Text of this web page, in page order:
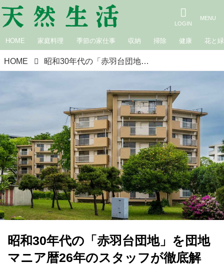
HOME 家庭料理 季節の家仕事 収納 掃除 健康 花と緑
HOME 昭和30年代の「赤羽台団地」を団地マニア暦26年のスタッフが徹底解剖。団地建築ってこんなにおもしろい！めくるめく団地の世界にようこそ
昭和30年代の「赤羽台団地」を団地
マニア暦26年のスタッフが徹底解